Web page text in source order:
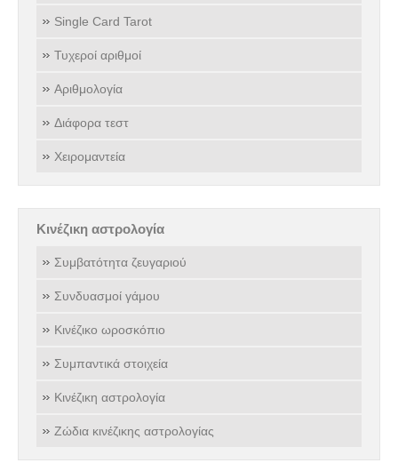
Single Card Tarot
Τυχεροί αριθμοί
Αριθμολογία
Διάφορα τεστ
Χειρομαντεία
Κινέζικη αστρολογία
Συμβατότητα ζευγαριού
Συνδυασμοί γάμου
Κινέζικο ωροσκόπιο
Συμπαντικά στοιχεία
Κινέζικη αστρολογία
Ζώδια κινέζικης αστρολογίας